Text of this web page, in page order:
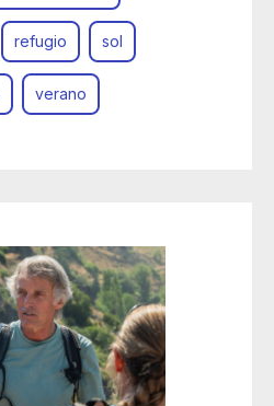
refugio sol
verano